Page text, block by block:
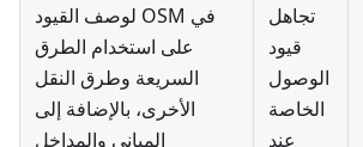
تجاهل
قيود
الوصول
الخاصة
عند
في OSM لوصف القيود
على استخدام الطرق
السريعة وطرق النقل
الأخرى، بالإضافة إلى
المباني والمداخل